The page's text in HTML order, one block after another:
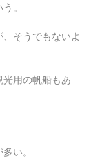
。
そうでもないよ
用の帆船もあ
い。